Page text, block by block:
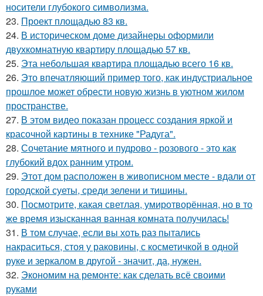
носители глубокого символизма.
23. Проект площадью 83 кв.
24. В историческом доме дизайнеры оформили
двухкомнатную квартиру площадью 57 кв.
25. Эта небольшая квартира площадью всего 16 кв.
26. Это впечатляющий пример того, как индустриальное
прошлое может обрести новую жизнь в уютном жилом
пространстве.
27. В этом видео показан процесс создания яркой и
красочной картины в технике "Радуга".
28. Сочетание мятного и пудрово - розового - это как
глубокий вдох ранним утром.
29. Этот дом расположен в живописном месте - вдали от
городской суеты, среди зелени и тишины.
30. Посмотрите, какая светлая, умиротворённая, но в то
же время изысканная ванная комната получилась!
31. В том случае, если вы хоть раз пытались
накраситься, стоя у раковины, с косметичкой в одной
руке и зеркалом в другой - значит, да, нужен.
32. Экономим на ремонте: как сделать всё своими
руками